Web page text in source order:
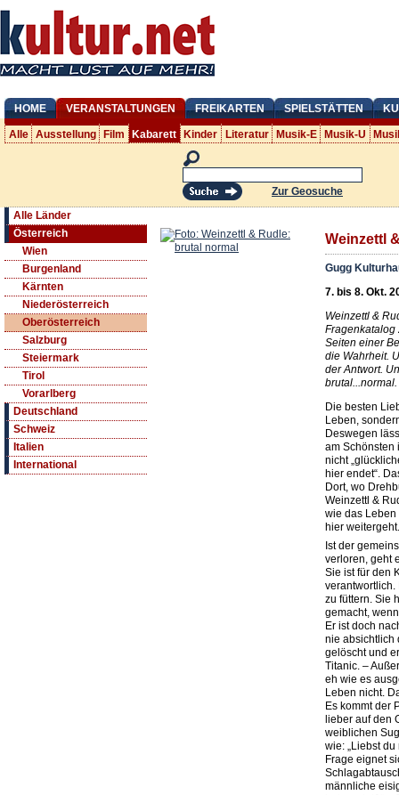
HOME VERANSTALTUNGEN FREIKARTEN SPIELSTÄTTEN
Alle Ausstellung Film Kabarett Kinder Literatur Musik-E Musik-U
Zur Geosuche
Alle Länder
Österreich
Wien
Burgenland
Kärnten
Niederösterreich
Oberösterreich
Salzburg
Steiermark
Tirol
Vorarlberg
Deutschland
Schweiz
Italien
International
Weinzettl
Gugg
7. bis 8. Okt.
Weinzettl &
Fragenkatalog
Seiten einer
die Wahrheit.
der Antwort.
brutal...normal.
Die besten
Leben,
Deswegen
am Schönsten
nicht
hier endet“.
Dort, wo
Weinzettl &
wie das
hier
Ist der
verloren, geht
Sie ist für den
verantwortlich.
zu füttern. Sie
gemacht,
Er ist doch
nie absichtlich
gelöscht und
Titanic. –
eh wie es
Leben nicht.
Es kommt der
lieber auf den
weiblichen
wie: „Liebst
Frage eignet
männliche